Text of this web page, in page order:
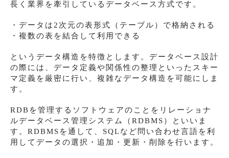
長く業界を牽引しているデータベース方式です。
・データは2次元の表形式（テーブル）で格納される
・複数の表を結合して利用できる
というデータ構造を特徴とします。データベース設計
の際には、データ定義や関係性の整理といったスキー
マ定義を厳密に行い、複雑なデータ構造を可能にしま
す。
RDBを管理するソフトウェアのことをリレーショナ
ルデータベース管理システム（RDBMS）といいま
す。RDBMSを通して、SQLなど問い合わせ言語を利
用してデータの選択・追加・更新・削除を行います。